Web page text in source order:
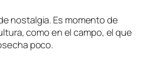
nostalgia. Es momento de
como en el campo, el que
poco.